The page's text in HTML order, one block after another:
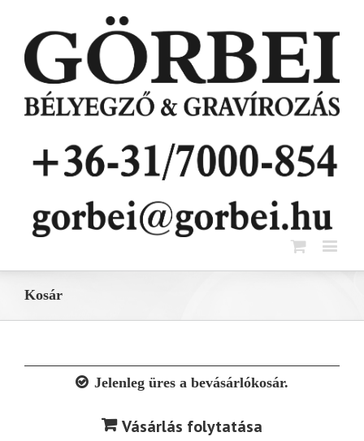
Kosár
Jelenleg üres a bevásárlókosár.
Vásárlás folytatása